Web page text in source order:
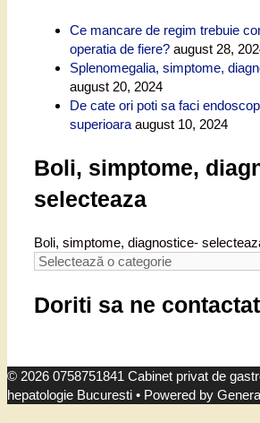
Ce mancare de regim trebuie
operatia de fiere? august 28,
Splenomegalia, simptome,
august 20, 2024
De cate ori poti sa faci
superioara august 10, 2024
Boli, simptome,
selecteaza
Boli, simptome, diagnostice-
Doriti sa ne
© 2026 0758751841 Cabinet privat de
hepatologie Bucuresti • Powered by